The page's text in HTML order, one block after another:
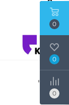
0
0
0